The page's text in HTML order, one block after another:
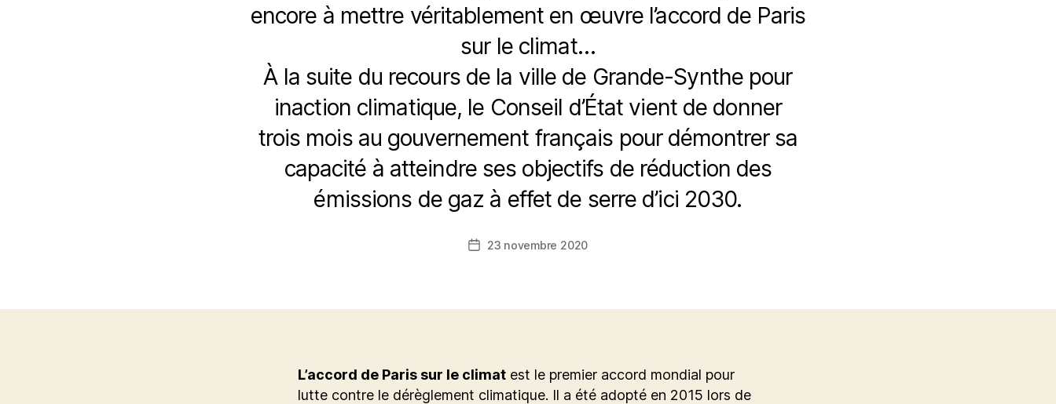
encore à mettre véritablement en œuvre l’accord de Paris
sur le climat…
À la suite du recours de la ville de Grande-Synthe pour
inaction climatique, le Conseil d’État vient de donner
trois mois au gouvernement français pour démontrer sa
capacité à atteindre ses objectifs de réduction des
émissions de gaz à effet de serre d’ici 2030.
Date23 novembre 2020
L’accord de Paris sur le climatest le premier accord mondial pour
lutte contre le dérèglement climatique. Il a été adopté en 2015 lors de